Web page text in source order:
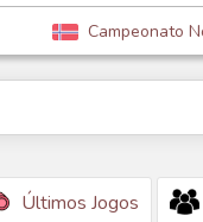
Campeonato
Últimos Jogos